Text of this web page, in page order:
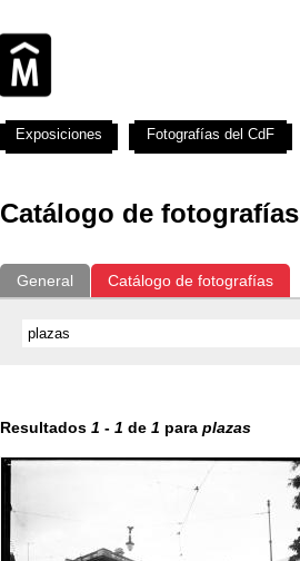
Catálogo de fotografías
General Catálogo de fotografías
Resultados 1 - 1 de 1 para plazas
Exposiciones Fotografías del CdF